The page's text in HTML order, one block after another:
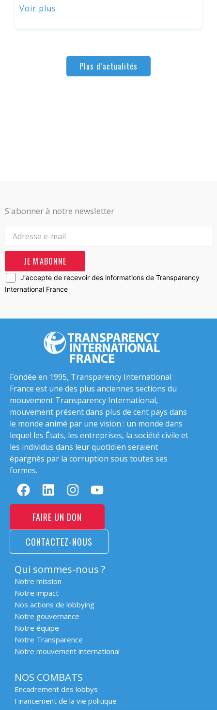
Voir plus
Plus d’actualités
S'abonner à notre newsletter
J'accepte de recevoir des informations de Transparency
International France
Fondée en 1995, Transparency International
France est une des plus anciennes sections du
mouvement Transparency International,
mouvement présent dans plus de cent pays dans
le monde animé par une vision : un monde dans
lequel les États, les entreprises, la société civile et
les individus dans leur quotidien seraient
épargnés par la corruption sous toutes ses
formes.
FAIRE UN DON
CONTACTEZ-NOUS
Qui sommes-nous ?
Notre mission
Notre impact
Nos actions de lobbying
Notre gouvernance
Notre équipe
Notre Transparence
Notre mouvement international
NOS COMBATS
Encadrement des lobbys
Financement de la vie politique